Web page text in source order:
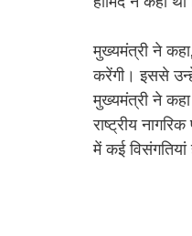
मुख्यमंत्री ने
करेंगी। इससे उन्हें
मुख्यमंत्री ने
राष्ट्रीय
में कई विसंगतियां